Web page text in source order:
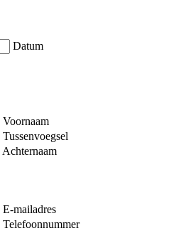
Datum
Voornaam
Tussenvoegsel
Achternaam
E-mailadres
Telefoonnummer